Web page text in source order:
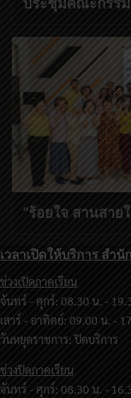
ประชุมคณะกรร
“ร้อยใจ สานสาย
เวลาเปิดให้บริการ สำ
ช่วงเปิดภาคเรียน
จันทร์ - ศุกร์: 08.30 น. -
เสาร์ - อาทิตย์: 09.00 น. -
วันหยุดราชการ: ปิดบริการ
ช่วงปิดภาคเรียน
จันทร์ - ศุกร์: 08.30 น. -